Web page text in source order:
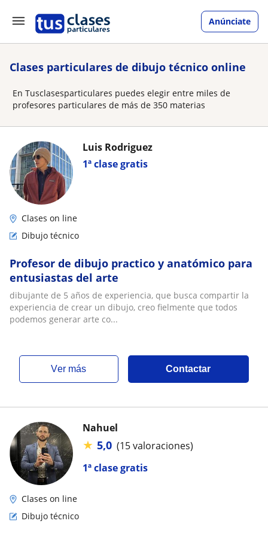
Anúnciate
Clases particulares de dibujo técnico online
En Tusclasesparticulares puedes elegir entre miles de
profesores particulares de más de 350 materias
1ª clase gratis
Luis Rodriguez
Clases on line
Dibujo técnico
Profesor de dibujo practico y anatómico para
entusiastas del arte
dibujante de 5 años de experiencia, que busca compartir la
experiencia de crear un dibujo, creo fielmente que todos
podemos generar arte co...
ver más Contactar
1ª clase gratis
Nahuel
★ 5,0 (15 valoraciones)
Clases on line
Dibujo técnico